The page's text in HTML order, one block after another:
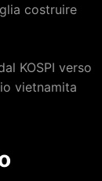
costruire
KOSPI verso
vietnamita